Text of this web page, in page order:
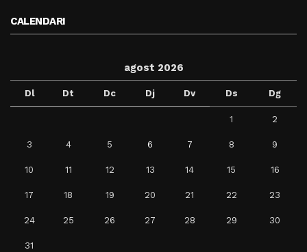
CALENDARI
agost 2026
Dl Dt Dc Dj Dv Ds Dg
1 2
3 4 5 6 7 8 9
10 11 12 13 14 15 16
17 18 19 20 21 22 23
24 25 26 27 28 29 30
31